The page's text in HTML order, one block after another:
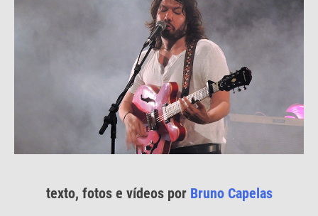
texto, fotos e vídeos por Bruno Capelas